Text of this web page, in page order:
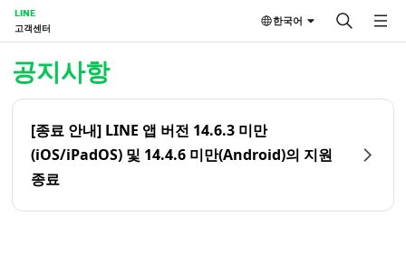
LINE
고객센터
한국어
공지사항
[종료 안내] LINE 앱 버전 14.6.3 미만
(iOS/iPadOS) 및 14.4.6 미만(Android)의 지원
종료